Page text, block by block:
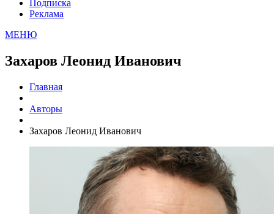
Подписка
Реклама
МЕНЮ
Захаров Леонид Иванович
Главная
Авторы
Захаров Леонид Иванович